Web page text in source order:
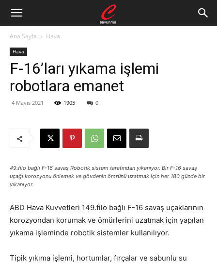
Ana Sayfa Hava
Hava
F-16’ları yıkama işlemi
robotlara emanet
4 Mayıs 2021 1905 0
49.filo bağlı F-16 savaş Robotik sistem tarafından yıkanıyor. Bir F-16 savaş
uçağı korozyonu önlemek ve gövdenin ömrünü uzatmak için her 180 günde bir
yıkanıyor.
ABD Hava Kuvvetleri 149.filo bağlı F-16 savaş uçaklarının
korozyondan korumak ve ömürlerini uzatmak için yapılan
yıkama işleminde robotik sistemler kullanılıyor.
Tipik yıkıma işlemi, hortumlar, fırçalar ve sabunlu su